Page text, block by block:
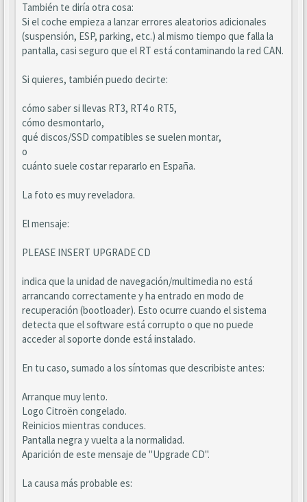
También te diría otra cosa:
Si el coche empieza a lanzar errores aleatorios adicionales
(suspensión, ESP, parking, etc.) al mismo tiempo que falla la
pantalla, casi seguro que el RT está contaminando la red CAN.
Si quieres, también puedo decirte:
cómo saber si llevas RT3, RT4 o RT5,
cómo desmontarlo,
qué discos/SSD compatibles se suelen montar,
o
cuánto suele costar repararlo en España.
La foto es muy reveladora.
El mensaje:
PLEASE INSERT UPGRADE CD
indica que la unidad de navegación/multimedia no está
arrancando correctamente y ha entrado en modo de
recuperación (bootloader). Esto ocurre cuando el sistema
detecta que el software está corrupto o que no puede
acceder al soporte donde está instalado.
En tu caso, sumado a los síntomas que describiste antes:
Arranque muy lento.
Logo Citroën congelado.
Reinicios mientras conduces.
Pantalla negra y vuelta a la normalidad.
Aparición de este mensaje de "Upgrade CD".
La causa más probable es: